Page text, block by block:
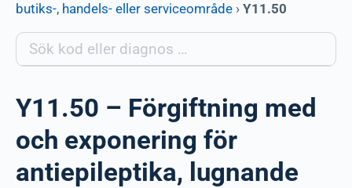
butiks-, handels- eller serviceområde › Y11.50
Y11.50 – Förgiftning med
och exponering för
antiepileptika, lugnande